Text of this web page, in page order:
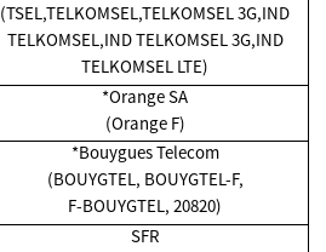
(TSEL,TELKOMSEL,TELKOMSEL 3G,IND
TELKOMSEL,IND TELKOMSEL 3G,IND
TELKOMSEL LTE)
*Orange SA
(Orange F)
*Bouygues Telecom
(BOUYGTEL, BOUYGTEL-F,
F-BOUYGTEL, 20820)
SFR